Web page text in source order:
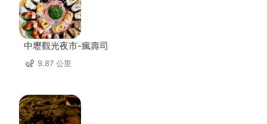
中壢觀光夜市-瘋壽司
9.87 公里